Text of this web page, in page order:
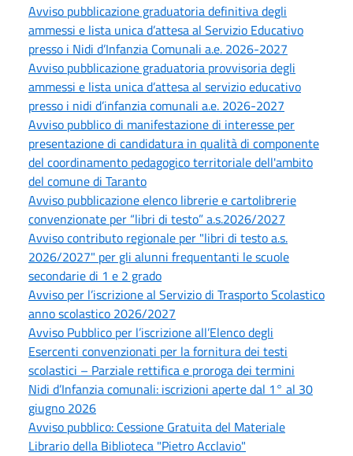
Avviso pubblicazione graduatoria definitiva degli
ammessi e lista unica d’attesa al Servizio Educativo
presso i Nidi d’Infanzia Comunali a.e. 2026-2027
Avviso pubblicazione graduatoria provvisoria degli
ammessi e lista unica d’attesa al servizio educativo
presso i nidi d’infanzia comunali a.e. 2026-2027
Avviso pubblico di manifestazione di interesse per
presentazione di candidatura in qualità di componente
del coordinamento pedagogico territoriale dell'ambito
del comune di Taranto
Avviso pubblicazione elenco librerie e cartolibrerie
convenzionate per “libri di testo” a.s.2026/2027
Avviso contributo regionale per "libri di testo a.s.
2026/2027" per gli alunni frequentanti le scuole
secondarie di 1 e 2 grado
Avviso per l’iscrizione al Servizio di Trasporto Scolastico
anno scolastico 2026/2027
Avviso Pubblico per l’iscrizione all’Elenco degli
Esercenti convenzionati per la fornitura dei testi
scolastici – Parziale rettifica e proroga dei termini
Nidi d’Infanzia comunali: iscrizioni aperte dal 1° al 30
giugno 2026
Avviso pubblico: Cessione Gratuita del Materiale
Librario della Biblioteca "Pietro Acclavio"